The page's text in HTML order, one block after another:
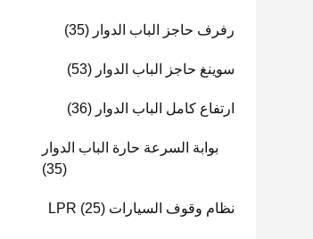
رفرف حاجز الباب الدوار (35)
سوينغ حاجز الباب الدوار (53)
ارتفاع كامل الباب الدوار (36)
بوابة السرعة حارة الباب الدوار
(35)
نظام وقوف السيارات LPR (25)